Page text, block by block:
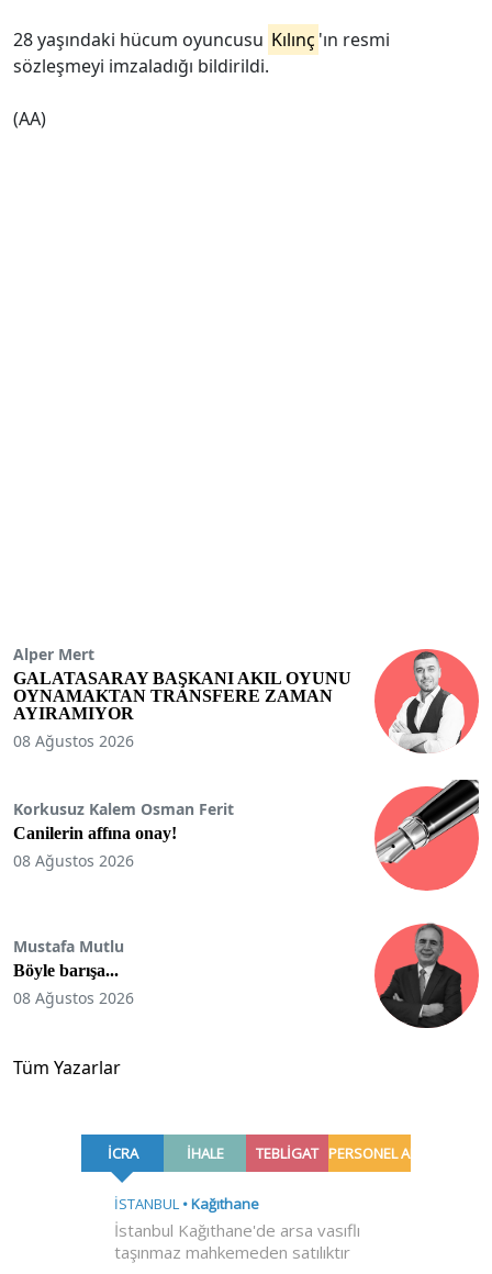
28 yaşındaki hücum oyuncusu Kılınç 'ın resmi
sözleşmeyi imzaladığı bildirildi.
(AA)
Alper Mert
GALATASARAY BAŞKANI AKIL OYUNU
OYNAMAKTAN TRANSFERE ZAMAN
AYIRAMIYOR
08 Ağustos 2026
Korkusuz Kalem Osman Ferit
Canilerin affına onay!
08 Ağustos 2026
Mustafa Mutlu
Böyle barışa...
08 Ağustos 2026
Tüm Yazarlar